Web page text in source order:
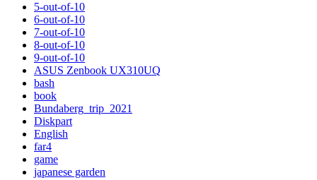
5-out-of-10
6-out-of-10
7-out-of-10
8-out-of-10
9-out-of-10
ASUS Zenbook UX310UQ
bash
book
Bundaberg_trip_2021
Diskpart
English
far4
game
japanese garden